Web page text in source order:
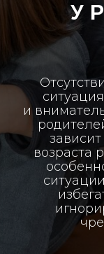
У
и
возраста